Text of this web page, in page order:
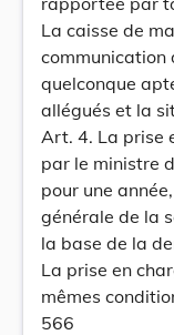
La caisse de
communication
quelconque
allégués et la
Art. 4. La prise
par le ministre
pour une
générale de la
la base de la
La prise en
mêmes
566